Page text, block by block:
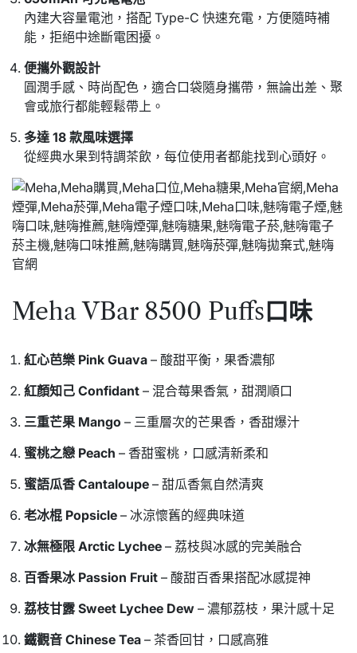
內建大容量電池，搭配 Type-C 快速充電，方便隨時補
能，拒絕中途斷電困擾。
便攜外觀設計
圓潤手感、時尚配色，適合口袋隨身攜帶，無論出差、聚
會或旅行都能輕鬆帶上。
多達 18 款風味選擇
從經典水果到特調茶飲，每位使用者都能找到心頭好。
Meha VBar 8500 Puffs口味
紅心芭樂 Pink Guava – 酸甜平衡，果香濃郁
紅顏知己 Confidant – 混合莓果香氣，甜潤順口
三重芒果 Mango – 三重層次的芒果香，香甜爆汁
蜜桃之戀 Peach – 香甜蜜桃，口感清新柔和
蜜語瓜香 Cantaloupe – 甜瓜香氣自然清爽
老冰棍 Popsicle – 冰涼懷舊的經典味道
冰無極限 Arctic Lychee – 荔枝與冰感的完美融合
百香果冰 Passion Fruit – 酸甜百香果搭配冰感提神
荔枝甘露 Sweet Lychee Dew – 濃郁荔枝，果汁感十足
鐵觀音 Chinese Tea – 茶香回甘，口感高雅